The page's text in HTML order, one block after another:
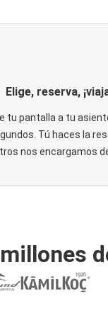
Elige, reserva,
tu pantalla a tu
Tú haces la
nos encargamos